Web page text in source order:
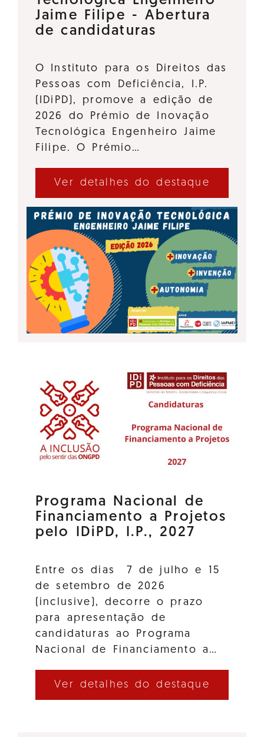
Jaime Filipe - Abertura
de candidaturas
O Instituto para os Direitos das
Pessoas com Deficiência, I.P.
(IDiPD), promove a edição de
2026 do Prémio de Inovação
Tecnológica Engenheiro Jaime
Filipe. O Prémio…
Ver detalhes do destaque
Programa Nacional de
Financiamento a Projetos
pelo IDiPD, I.P., 2027
Entre os dias 7 de julho e 15
de setembro de 2026
(inclusive), decorre o prazo
para apresentação de
candidaturas ao Programa
Nacional de Financiamento a…
Ver detalhes do destaque